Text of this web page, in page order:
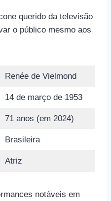
querido da televisão
o público mesmo aos
Renée de Vielmond
14 de março de 1953
71 anos (em 2024)
Brasileira
Atriz
notáveis ​​em